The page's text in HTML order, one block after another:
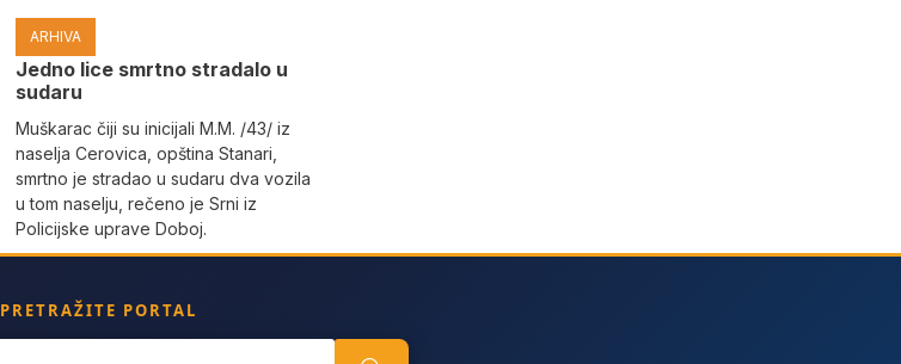
ARHIVA
Јedno lice smrtno stradalo u
sudaru
Muškarac čiji su inicijali M.M. /43/ iz
naselja Cerovica, opština Stanari,
smrtno je stradao u sudaru dva vozila
u tom naselju, rečeno je Srni iz
Policijske uprave Doboj.
PRETRAŽITE PORTAL